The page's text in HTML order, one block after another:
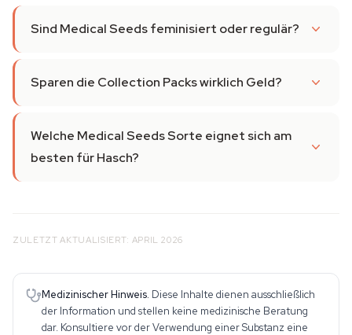
Sind Medical Seeds feminisiert oder regulär?
Sparen die Collection Packs wirklich Geld?
Welche Medical Seeds Sorte eignet sich am
besten für Hasch?
ZULETZT AKTUALISIERT: APRIL 2026
Medizinischer Hinweis. Diese Inhalte dienen ausschließlich
der Information und stellen keine medizinische Beratung
dar. Konsultiere vor der Verwendung einer Substanz eine